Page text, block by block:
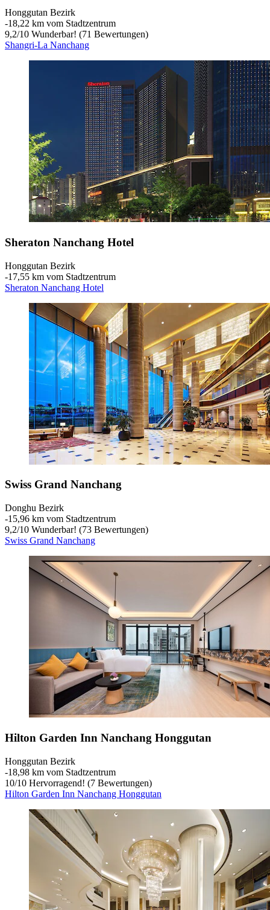
Honggutan Bezirk
‐18,22 km vom Stadtzentrum
9,2/10 Wunderbar! (71 Bewertungen)
Shangri-La Nanchang
Sheraton Nanchang Hotel
Honggutan Bezirk
‐17,55 km vom Stadtzentrum
Sheraton Nanchang Hotel
Swiss Grand Nanchang
Donghu Bezirk
‐15,96 km vom Stadtzentrum
9,2/10 Wunderbar! (73 Bewertungen)
Swiss Grand Nanchang
Hilton Garden Inn Nanchang Honggutan
Honggutan Bezirk
‐18,98 km vom Stadtzentrum
10/10 Hervorragend! (7 Bewertungen)
Hilton Garden Inn Nanchang Honggutan